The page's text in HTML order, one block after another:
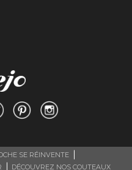
SE RÉINVENTE
DÉCOUVREZ NOS COUTEAUX